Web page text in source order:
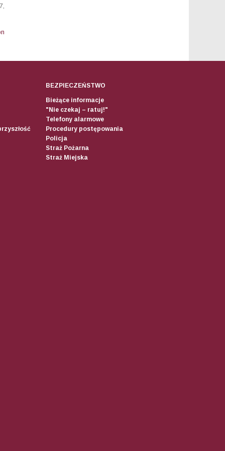
BEZPIECZEŃSTWO
Bieżące informacje
"Nie czekaj – ratuj!"
Telefony alarmowe
Procedury postępowania
Policja
Straż Pożarna
Straż Miejska